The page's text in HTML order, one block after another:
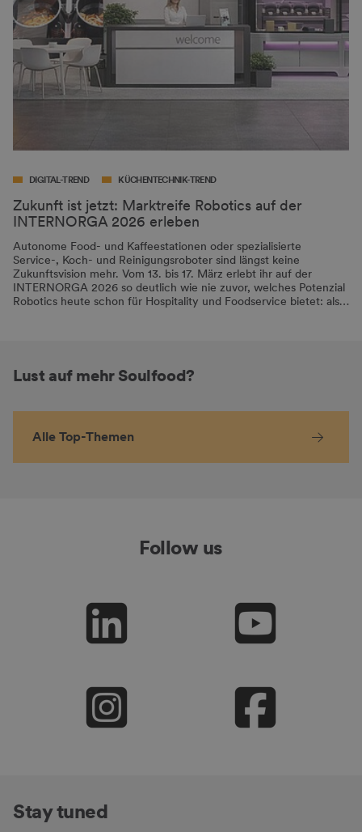
DIGITAL-TREND KÜCHENTECHNIK-TREND
Zukunft ist jetzt: Marktreife Robotics auf der
INTERNORGA 2026 erleben
Autonome Food- und Kaffeestationen oder spezialisierte
Service-, Koch- und Reinigungsroboter sind längst keine
Zukunftsvision mehr. Vom 13. bis 17. März erlebt ihr auf der
INTERNORGA 2026 so deutlich wie nie zuvor, welches Potenzial
Robotics heute schon für Hospitality und Foodservice bietet: als…
Lust auf mehr Soulfood?
Alle Top-Themen
Follow us
Stay tuned